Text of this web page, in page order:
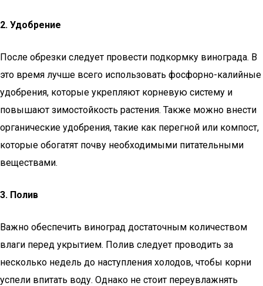
2. Удобрение
После обрезки следует провести подкормку винограда. В
это время лучше всего использовать фосфорно-калийные
удобрения, которые укрепляют корневую систему и
повышают зимостойкость растения. Также можно внести
органические удобрения, такие как перегной или компост,
которые обогатят почву необходимыми питательными
веществами.
3. Полив
Важно обеспечить виноград достаточным количеством
влаги перед укрытием. Полив следует проводить за
несколько недель до наступления холодов, чтобы корни
успели впитать воду. Однако не стоит переувлажнять